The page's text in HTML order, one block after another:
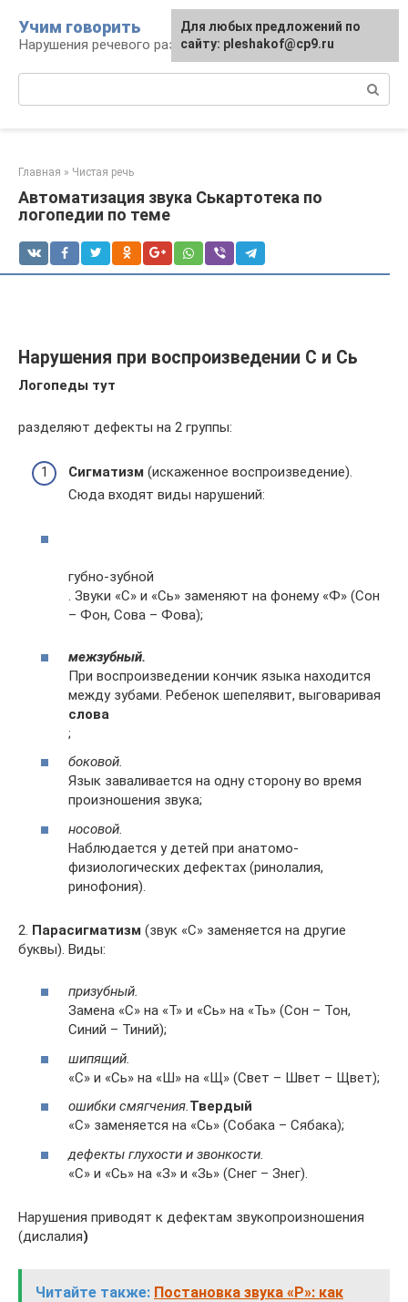
контенту
Учим говорить
Нарушения речевого развития
Главная » Чистая речь
Автоматизация звука Ськартотека по
логопедии по теме
Нарушения при воспроизведении С и Сь
Логопеды тут
разделяют дефекты на 2 группы:
Сигматизм (искаженное воспроизведение).
Сюда входят виды нарушений:
губно-зубной
. Звуки «С» и «Сь» заменяют на фонему «Ф» (Сон
– Фон, Сова – Фова);
межзубный.
При воспроизведении кончик языка находится
между зубами. Ребенок шепелявит, выговаривая
слова
;
боковой.
Язык заваливается на одну сторону во время
произношения звука;
носовой.
Наблюдается у детей при анатомо-
физиологических дефектах (ринолалия,
ринофония).
2. Парасигматизм (звук «С» заменяется на другие
буквы). Виды:
призубный.
Замена «С» на «Т» и «Сь» на «Ть» (Сон – Тон,
Синий – Тиний);
шипящий.
«С» и «Сь» на «Ш» на «Щ» (Свет – Швет – Щвет);
ошибки смягчения.Твердый
«С» заменяется на «Сь» (Собака – Сябака);
дефекты глухости и звонкости.
«С» и «Сь» на «З» и «Зь» (Снег – Знег).
Нарушения приводят к дефектам звукопроизношения
(дислалия)
Читайте также: Постановка звука «Р»: как
Для любых предложений по
сайту: pleshakof@cp9.ru